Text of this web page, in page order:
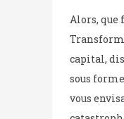
Alors, que
capital,
sous
vous